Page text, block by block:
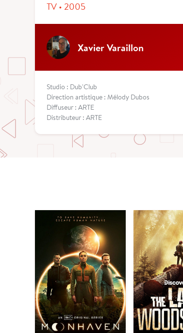
TV • 2005
Xavier Varaillon
Studio : Dub'Club
Direction artistique : Mélody Dubos
Diffuseur : ARTE
Distributeur : ARTE